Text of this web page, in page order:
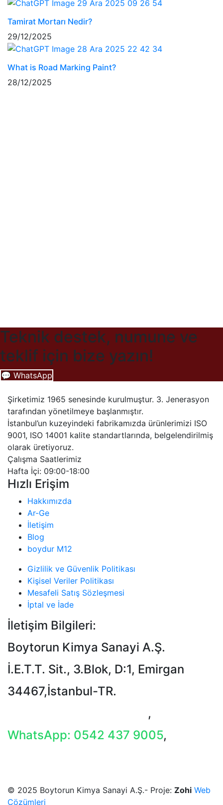
Tamirat Mortarı Nedir?
29/12/2025
What is Road Marking Paint?
28/12/2025
Teknik destek, numune ve
teklif için bize yazın!
💬 WhatsApp
Şirketimiz 1965 senesinde kurulmuştur. 3. Jenerasyon
tarafından yönetilmeye başlanmıştır.
İstanbul’un kuzeyindeki fabrikamızda ürünlerimizi ISO
9001, ISO 14001 kalite standartlarında, belgelendirilmiş
olarak üretiyoruz.
Çalışma Saatlerimiz
Hafta İçi: 09:00-18:00
Hızlı Erişim
Hakkımızda
Ar-Ge
İletişim
Blog
boydur M12
Gizlilik ve Güvenlik Politikası
Kişisel Veriler Politikası
Mesafeli Satış Sözleşmesi
İptal ve İade
İletişim Bilgileri:
Boytorun Kimya Sanayi A.Ş.
İ.E.T.T. Sit., 3.Blok, D:1, Emirgan
34467,İstanbul-TR.
,
WhatsApp: 0542 437 9005,
© 2025 Boytorun Kimya Sanayi A.Ş.- Proje: Zohi Web
Çözümleri